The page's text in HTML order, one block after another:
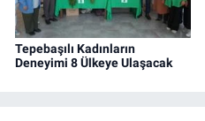
Tepebaşılı Kadınların
Deneyimi 8 Ülkeye Ulaşacak